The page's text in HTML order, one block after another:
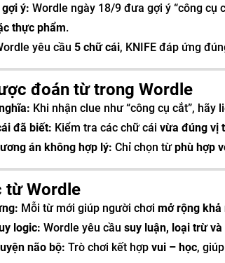
ý: Wordle ngày 18/9 đưa gợi ý “công cụ
thực phẩm.
yêu cầu 5 chữ cái, KNIFE đáp ứng
đoán từ trong Wordle
Khi nhận clue như “công cụ cắt”, hãy
đã biết: Kiểm tra các chữ cái vừa đúng vị
án không hợp lý: Chỉ chọn từphù hợp
từ Wordle
Mỗi từ mới giúp người chơi mở rộng khả
logic: Wordle yêu cầu suy luận, loại trừ
não bộ: Trò chơi kết hợp vui – học,